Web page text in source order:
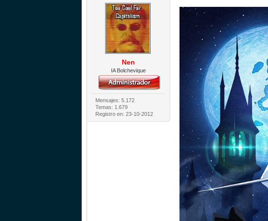
Nen
IA Bolchevique
Mensajes: 5.172
Temas: 1.679
Registro en: 23-10-2012